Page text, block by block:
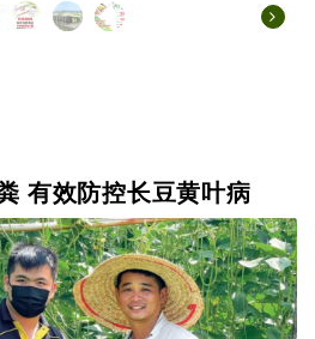
有效防控长豆黄叶病